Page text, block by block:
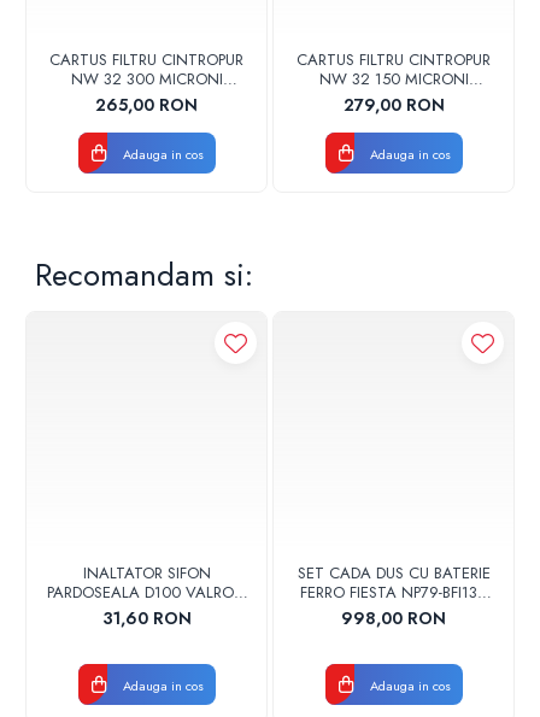
CARTUS FILTRU CINTROPUR
NW 32 300 MICRONI
MANSOANE FILTRARE SET
5BUC
265,00 RON
Adauga in cos
CARTUS FILTRU CINTROPUR
NW 32 150 MICRONI
MANSOANE FILTRARE SET
5BUC
279,00 RON
Adauga in cos
Recomandam si:
INALTATOR SIFON
PARDOSEALA D100 VALROM
17001900004
31,60 RON
Adauga in cos
SET CADA DUS CU BATERIE
FERRO FIESTA NP79-BFI13U
CROM
998,00 RON
Adauga in cos